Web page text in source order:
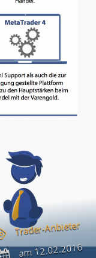
Trader-Anbieter
am12.02.2016